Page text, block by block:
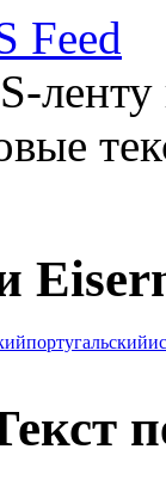
португальский